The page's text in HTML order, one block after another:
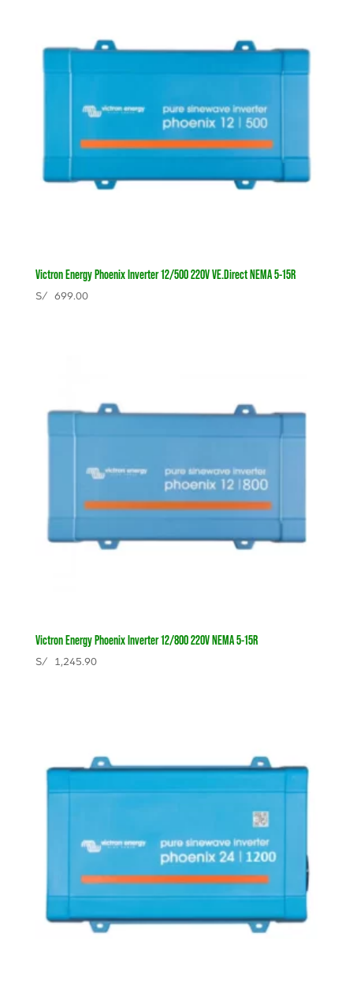
Victron Energy Phoenix Inverter 12/500 220V VE.Direct NEMA 5-15R
S/699.00
Victron Energy Phoenix Inverter 12/800 220V NEMA 5-15R
S/1,245.90